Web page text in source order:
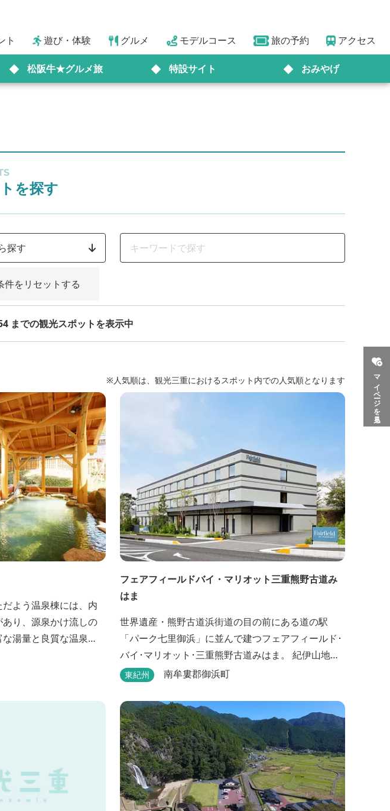
ト 遊び・体験 グルメ モデルコース 旅の予約 アクセス
松阪牛★グルメ旅 特設サイト おみやげ
マイページを見る
を探す
探す
件をリセットする
までの観光スポットを表示中
※人気順は、観光三重におけるスポット内での人気順となります
よう温泉棟には、内
り、源泉かけ流しの
湯量と良質な温泉
ンガローやロッジな
フェアフィールドバイ・マリオット三重熊野古道み
はま
世界遺産・熊野古道浜街道の目の前にある道の駅
「パーク七里御浜」に並んで建つフェアフィールド･
バイ･マリオット･三重熊野古道みはま。 紀伊山地を
背に雄大な熊野灘を望み、渚百選に選ばれた七里御
て暖かで過ごしやすく、季節を通じて穫れる数々の
品種のみかんをはじめ、豊富な畑の幸や海の幸を堪
能していただけます。 風光明媚な御浜を巡る旅の拠
点として、当...
東紀州 南牟婁郡御浜町